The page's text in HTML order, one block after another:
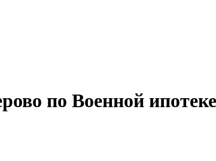
по Военной ипотеке